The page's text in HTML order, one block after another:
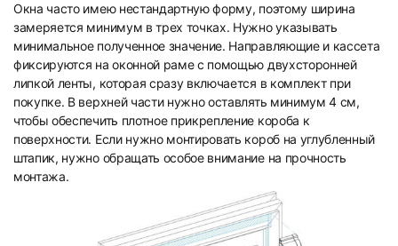
Окна часто имею нестандартную форму, поэтому ширина
замеряется минимум в трех точках. Нужно указывать
минимальное полученное значение. Направляющие и кассета
фиксируются на оконной раме с помощью двухсторонней
липкой ленты, которая сразу включается в комплект при
покупке. В верхней части нужно оставлять минимум 4 см,
чтобы обеспечить плотное прикрепление короба к
поверхности. Если нужно монтировать короб на углубленный
штапик, нужно обращать особое внимание на прочность
монтажа.